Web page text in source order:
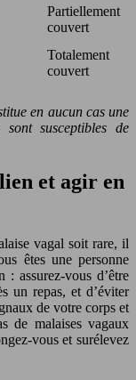
Partiellement
couvert
Totalement
couvert
en aucun cas une
sont susceptibles de
et agir en
vagal soit rare, il
êtes une personne
: assurez-vous d’être
un repas, et d’éviter
de votre corps et
de malaises vagaux
vous et surélevez